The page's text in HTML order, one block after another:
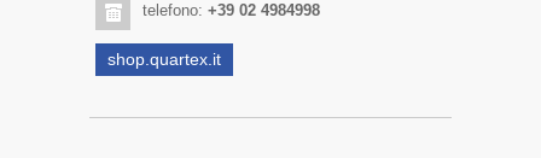
telefono: +39 02 4984998
shop.quartex.it